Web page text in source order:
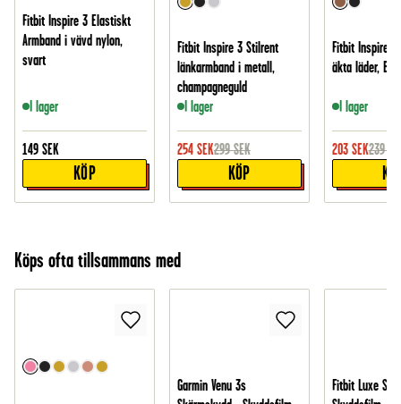
Fitbit Inspire 3 Elastiskt
Armband i vävd nylon,
svart
I lager
149 SEK
KÖP
Fitbit Inspire 3 Stilrent
länkarmband i metall,
champagneguld
I lager
254 SEK299 SEK
KÖP
Fitbit Inspire 3
äkta läder,
I lager
203 SEK239
Köps ofta tillsammans med
Garmin Venu 3s
Fitbit Luxe